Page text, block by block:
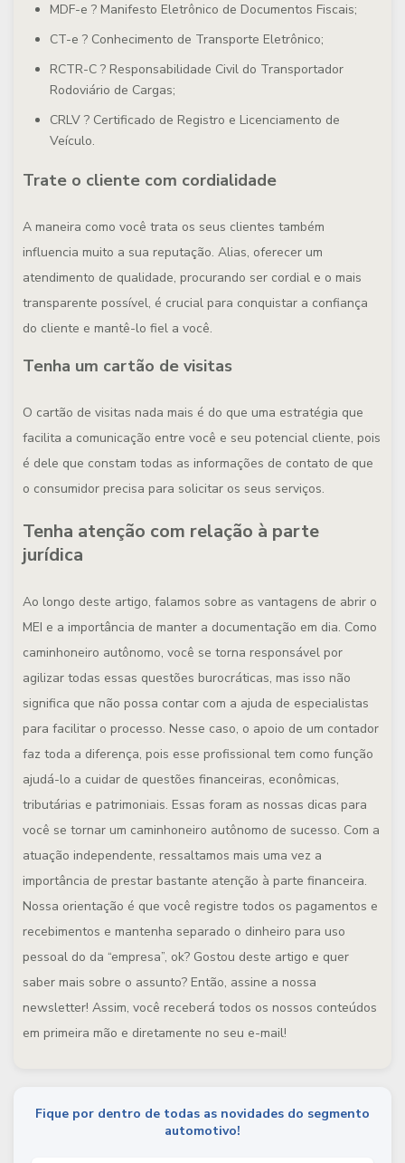
MDF-e ? Manifesto Eletrônico de Documentos Fiscais;
CT-e ? Conhecimento de Transporte Eletrônico;
RCTR-C ? Responsabilidade Civil do Transportador
Rodoviário de Cargas;
CRLV ? Certificado de Registro e Licenciamento de
Veículo.
Trate o cliente com cordialidade
A maneira como você trata os seus clientes também
influencia muito a sua reputação. Alias, oferecer um
atendimento de qualidade, procurando ser cordial e o mais
transparente possível, é crucial para conquistar a confiança
do cliente e mantê-lo fiel a você.
Tenha um cartão de visitas
O cartão de visitas nada mais é do que uma estratégia que
facilita a comunicação entre você e seu potencial cliente, pois
é dele que constam todas as informações de contato de que
o consumidor precisa para solicitar os seus serviços.
Tenha atenção com relação à parte
jurídica
Ao longo deste artigo, falamos sobre as vantagens de abrir o
MEI e a importância de manter a documentação em dia. Como
caminhoneiro autônomo, você se torna responsável por
agilizar todas essas questões burocráticas, mas isso não
significa que não possa contar com a ajuda de especialistas
para facilitar o processo. Nesse caso, o apoio de um contador
faz toda a diferença, pois esse profissional tem como função
ajudá-lo a cuidar de questões financeiras, econômicas,
tributárias e patrimoniais. Essas foram as nossas dicas para
você se tornar um caminhoneiro autônomo de sucesso. Com a
atuação independente, ressaltamos mais uma vez a
importância de prestar bastante atenção à parte financeira.
Nossa orientação é que você registre todos os pagamentos e
recebimentos e mantenha separado o dinheiro para uso
pessoal do da “empresa”, ok? Gostou deste artigo e quer
saber mais sobre o assunto? Então, assine a nossa
newsletter! Assim, você receberá todos os nossos conteúdos
em primeira mão e diretamente no seu e-mail!
Fique por dentro de todas as novidades do segmento
automotivo!